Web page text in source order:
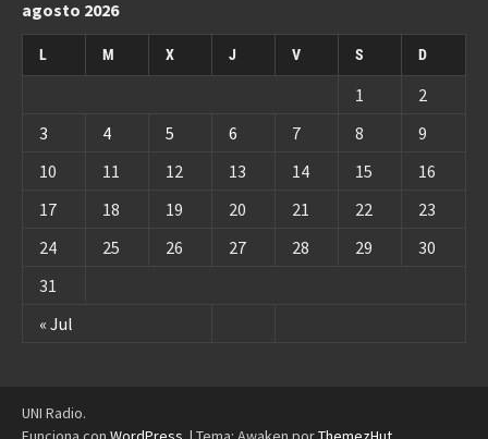
agosto 2026
L M X J V S D
« Jul
1
2
3
4 5 6 7 8
9
10
11 12 13 14 15
16
17
18 19 20 21 22
23
24
25 26 27 28 29
30
31
UNI Radio.